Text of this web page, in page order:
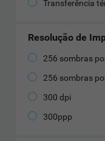
Transferência
Resolução de
256 sombras
256 sombras
300 dpi
300ppp